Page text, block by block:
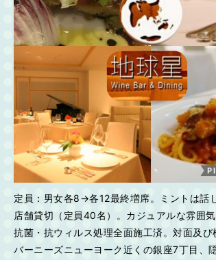
定員：男女各8→各12最終増席。ミントは話
店舗貸切（定員40名）。カジュアルな雰囲
抗菌・抗ウィルス処理全面施工済。対面及
バーニーズニューヨーク近くの銀座7丁目、